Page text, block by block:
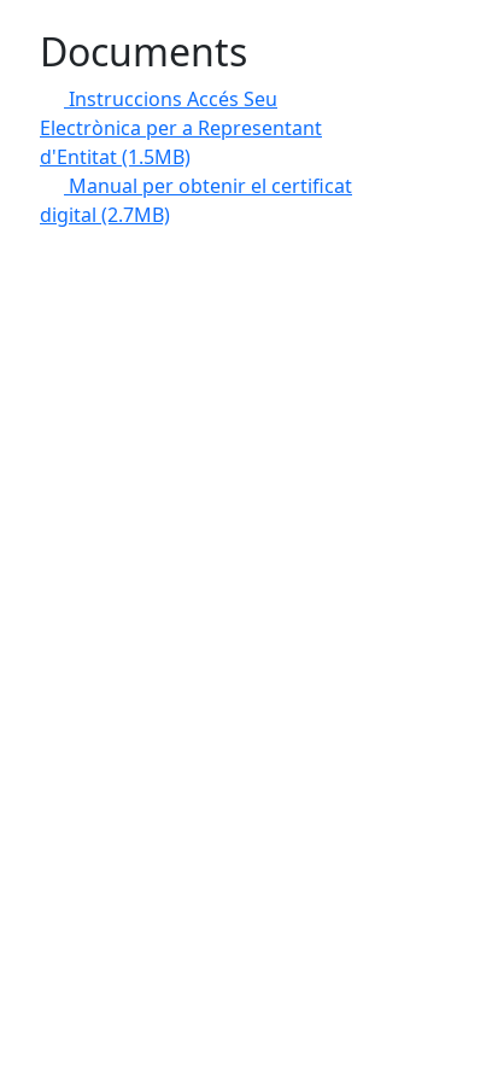
Documents
Instruccions Accés Seu
Electrònica per a Representant
d'Entitat(1.5MB)
Manual per obtenir el certificat
digital (2.7MB)